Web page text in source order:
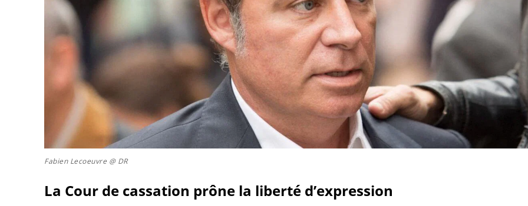
Fabien Lecoeuvre @ DR
La Cour de cassation prône la liberté d’expression